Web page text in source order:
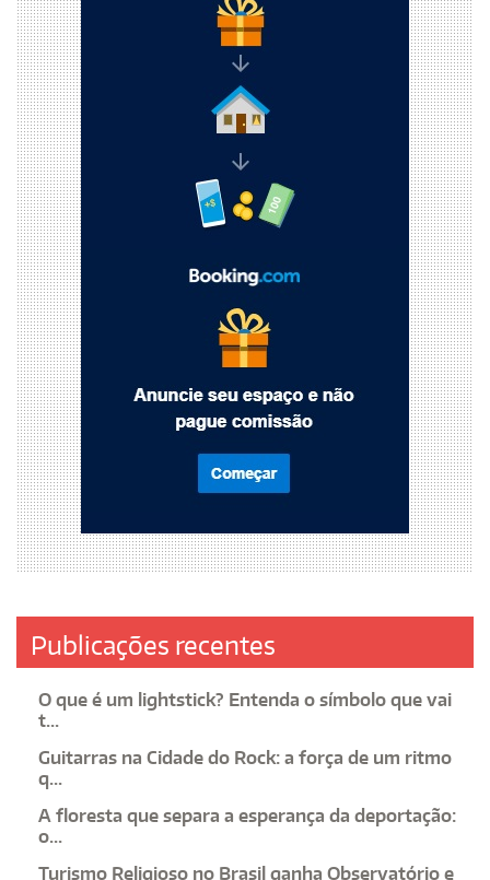
Publicações recentes
O que é um lightstick? Entenda o símbolo que vai
t...
Guitarras na Cidade do Rock: a força de um ritmo
q...
A floresta que separa a esperança da deportação:
o...
Turismo Religioso no Brasil ganha Observatório e